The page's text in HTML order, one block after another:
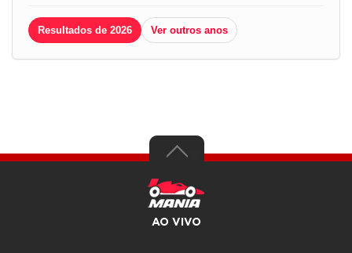
Resultados de 2026 Ver outros anos
AO VIVO